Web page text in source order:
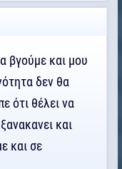
βγούμε και μου
δεν θα
ότι θέλει να
και
και σε